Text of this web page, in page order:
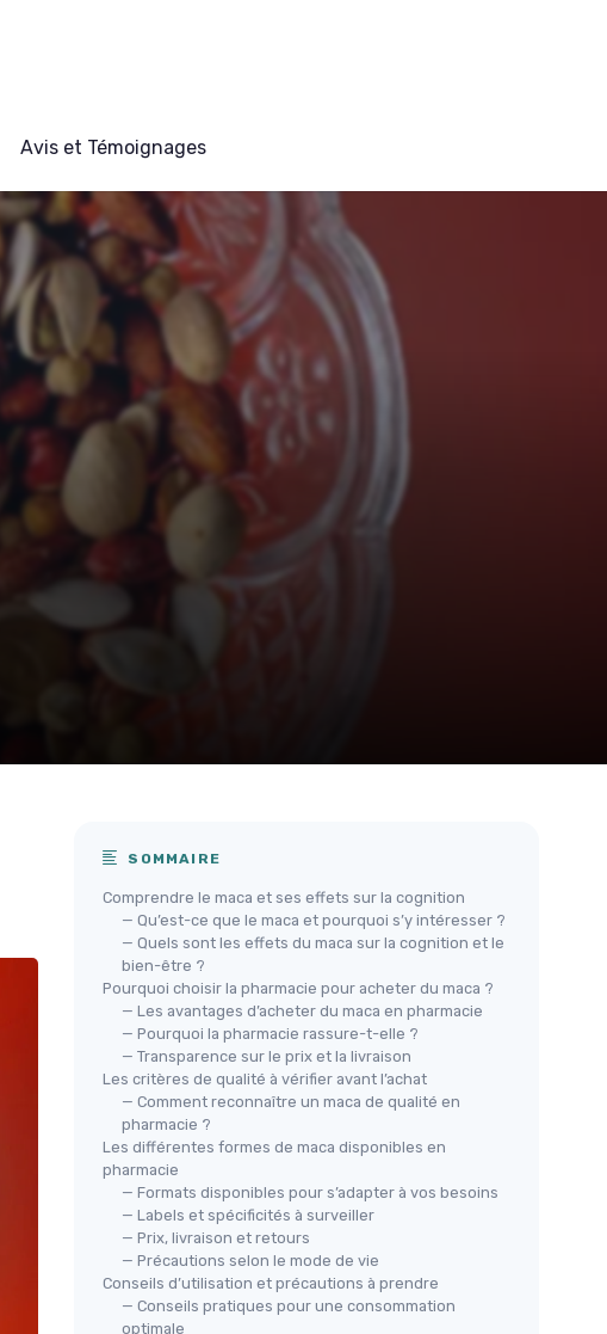
Avis et Témoignages
SOMMAIRE
Comprendre le maca et ses effets sur la cognition
— Qu’est-ce que le maca et pourquoi s’y intéresser ?
— Quels sont les effets du maca sur la cognition et le
bien-être ?
Pourquoi choisir la pharmacie pour acheter du maca ?
— Les avantages d’acheter du maca en pharmacie
— Pourquoi la pharmacie rassure-t-elle ?
— Transparence sur le prix et la livraison
Les critères de qualité à vérifier avant l’achat
— Comment reconnaître un maca de qualité en
pharmacie ?
Les différentes formes de maca disponibles en
pharmacie
— Formats disponibles pour s’adapter à vos besoins
— Labels et spécificités à surveiller
— Prix, livraison et retours
— Précautions selon le mode de vie
Conseils d’utilisation et précautions à prendre
— Conseils pratiques pour une consommation
optimale